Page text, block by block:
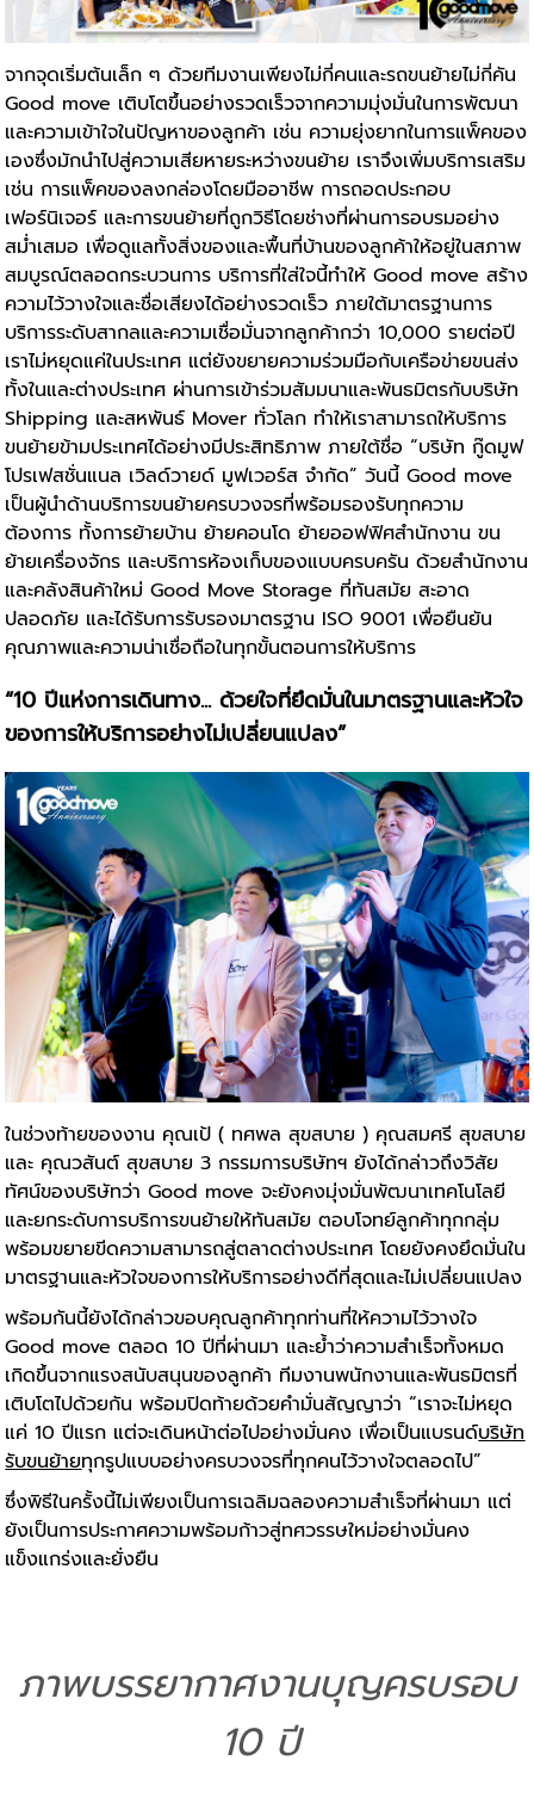
จากจุดเริ่มต้นเล็ก ๆ ด้วยทีมงานเพียงไม่กี่คนและรถขนย้ายไม่กี่คัน
Good move เติบโตขึ้นอย่างรวดเร็วจากความมุ่งมั่นในการพัฒนา
และความเข้าใจในปัญหาของลูกค้า เช่น ความยุ่งยากในการแพ็คของ
เองซึ่งมักนำไปสู่ความเสียหายระหว่างขนย้าย เราจึงเพิ่มบริการเสริม
เช่น การแพ็คของลงกล่องโดยมืออาชีพ การถอดประกอบ
เฟอร์นิเจอร์ และการขนย้ายที่ถูกวิธีโดยช่างที่ผ่านการอบรมอย่าง
สม่ำเสมอ เพื่อดูแลทั้งสิ่งของและพื้นที่บ้านของลูกค้าให้อยู่ในสภาพ
สมบูรณ์ตลอดกระบวนการ บริการที่ใส่ใจนี้ทำให้ Good move สร้าง
ความไว้วางใจและชื่อเสียงได้อย่างรวดเร็ว ภายใต้มาตรฐานการ
บริการระดับสากลและความเชื่อมั่นจากลูกค้ากว่า 10,000 รายต่อปี
เราไม่หยุดแค่ในประเทศ แต่ยังขยายความร่วมมือกับเครือข่ายขนส่ง
ทั้งในและต่างประเทศ ผ่านการเข้าร่วมสัมมนาและพันธมิตรกับบริษัท
Shipping และสหพันธ์ Mover ทั่วโลก ทำให้เราสามารถให้บริการ
ขนย้ายข้ามประเทศได้อย่างมีประสิทธิภาพ ภายใต้ชื่อ “บริษัท กู๊ดมูฟ
โปรเฟสชั่นแนล เวิลด์วายด์ มูฟเวอร์ส จำกัด” วันนี้ Good move
เป็นผู้นำด้านบริการขนย้ายครบวงจรที่พร้อมรองรับทุกความ
ต้องการ ทั้งการย้ายบ้าน ย้ายคอนโด ย้ายออฟฟิศสำนักงาน ขน
ย้ายเครื่องจักร และบริการห้องเก็บของแบบครบครัน ด้วยสำนักงาน
และคลังสินค้าใหม่ Good Move Storage ที่ทันสมัย สะอาด
ปลอดภัย และได้รับการรับรองมาตรฐาน ISO 9001 เพื่อยืนยัน
คุณภาพและความน่าเชื่อถือในทุกขั้นตอนการให้บริการ
“10 ปีแห่งการเดินทาง... ด้วยใจที่ยึดมั่นในมาตรฐานและหัวใจ
ของการให้บริการอย่างไม่เปลี่ยนแปลง”
ในช่วงท้ายของงาน คุณเป้ ( ทศพล สุขสบาย ) คุณสมศรี สุขสบาย
และ คุณวสันต์ สุขสบาย 3 กรรมการบริษัทฯ ยังได้กล่าวถึงวิสัย
ทัศน์ของบริษัทว่า Good move จะยังคงมุ่งมั่นพัฒนาเทคโนโลยี
และยกระดับการบริการขนย้ายให้ทันสมัย ตอบโจทย์ลูกค้าทุกกลุ่ม
พร้อมขยายขีดความสามารถสู่ตลาดต่างประเทศ โดยยังคงยึดมั่นใน
มาตรฐานและหัวใจของการให้บริการอย่างดีที่สุดและไม่เปลี่ยนแปลง
พร้อมกันนี้ยังได้กล่าวขอบคุณลูกค้าทุกท่านที่ให้ความไว้วางใจ
Good move ตลอด 10 ปีที่ผ่านมา และย้ำว่าความสำเร็จทั้งหมด
เกิดขึ้นจากแรงสนับสนุนของลูกค้า ทีมงานพนักงานและพันธมิตรที่
เติบโตไปด้วยกัน พร้อมปิดท้ายด้วยคำมั่นสัญญาว่า “เราจะไม่หยุด
แค่ 10 ปีแรก แต่จะเดินหน้าต่อไปอย่างมั่นคง เพื่อเป็นแบรนด์บริษัท
รับขนย้ายทุกรูปแบบอย่างครบวงจรที่ทุกคนไว้วางใจตลอดไป”
ซึ่งพิธีในครั้งนี้ไม่เพียงเป็นการเฉลิมฉลองความสำเร็จที่ผ่านมา แต่
ยังเป็นการประกาศความพร้อมก้าวสู่ทศวรรษใหม่อย่างมั่นคง
แข็งแกร่งและยั่งยืน
ภาพบรรยากาศงานบุญครบรอบ
10 ปี